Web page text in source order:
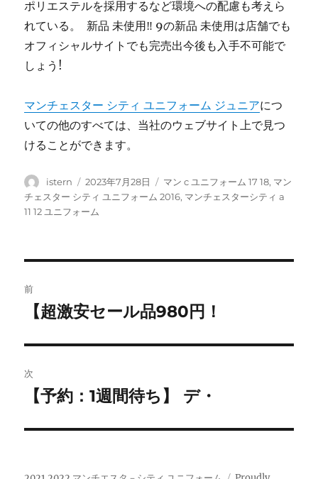
ポリエステルを採用するなど環境への配慮も考えら
れている。 ️ 新品 未使用‼ 9の新品 未使用は店舗でも
オフィシャルサイトでも完売出今後も入手不可能で
しょう!
マンチェスター シティ ユニフォーム ジュニアにつ
いての他のすべては、当社のウェブサイト上で見つ
けることができます。
投
稿
者
istern
投
稿
日:
2023年7月28日
タ
グ
マン c ユニフォーム 17 18, マン
チェスター シティ ユニフォーム 2016, マンチェスターシティ a
11 12 ユニフォーム
稿
ビ
ゲ
ー
前
投
稿:
【超激安セール品980円！
次
投
【予約：1週間待ち】 デ・